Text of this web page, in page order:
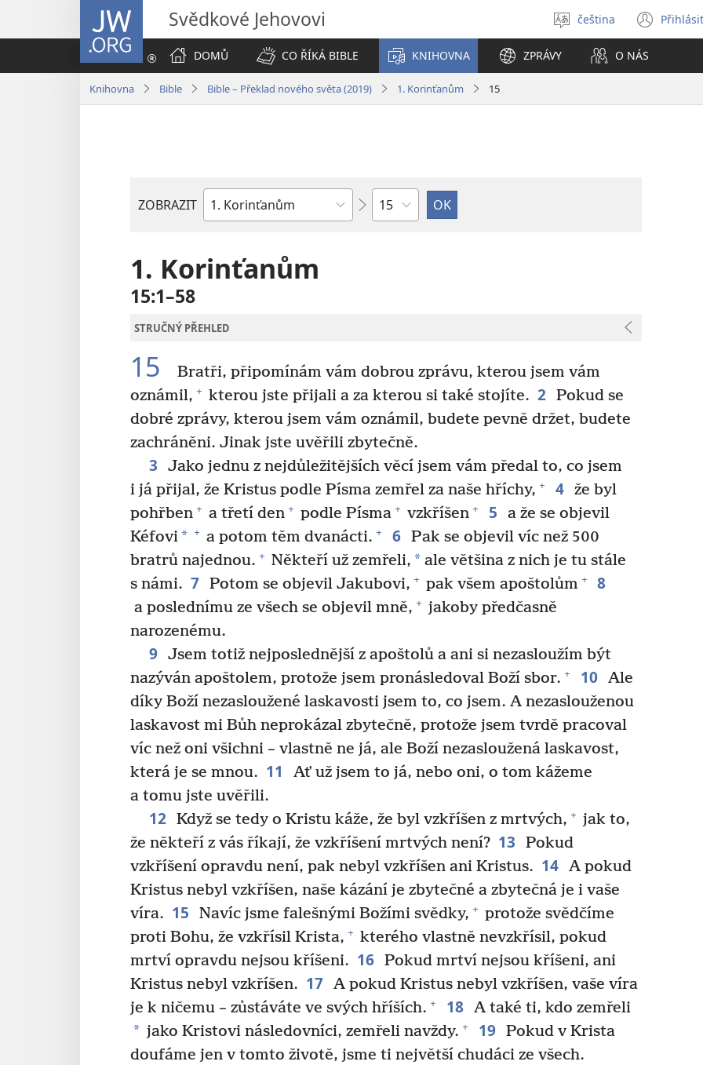
JW.ORG Svědkové Jehovovi
Vybrat
jazyk
čeština
nové
DOMŮ
CO ŘÍKÁ BIBLE KNIHOVNA ZPRÁVY O NÁS
Knihovna Bible Bible – Překlad nového světa (2019) 1. Korinťanům 15
ZOBRAZIT
Biblická
Kapitola
1. Korinťanům
15:1–58
STRUČNÝ PŘEHLED
15
Bratři, připomínám vám dobrou zprávu, kterou jsem vám
oznámil, + kterou jste přijali a za kterou si také stojíte. 2 Pokud se
dobré zprávy, kterou jsem vám oznámil, budete pevně držet, budete
zachráněni. Jinak jste uvěřili zbytečně.
3
Jako jednu z nejdůležitějších věcí jsem vám předal to, co jsem
i já přijal, že Kristus podle Písma zemřel za naše hříchy, + 4 že byl
pohřben + a třetí den + podle Písma + vzkříšen + 5
a že se objevil
Kéfovi* + a potom těm dvanácti. + 6 Pak se objevil víc než 500
bratrů najednou. + Někteří už zemřeli, * ale většina z nich je tu stále
s námi. 7 Potom se objevil Jakubovi, + pak všem apoštolům + 8
a poslednímu ze všech se objevil mně, + jakoby předčasně
narozenému.
9 Jsem totiž nejposlednější z apoštolů a ani si nezasloužím být
nazýván apoštolem, protože jsem pronásledoval Boží sbor. + 10 Ale
díky Boží nezasloužené laskavosti jsem to, co jsem. A nezaslouženou
laskavost mi Bůh neprokázal zbytečně, protože jsem tvrdě pracoval
víc než oni všichni – vlastně ne já, ale Boží nezasloužená laskavost,
která je se mnou. 11
Ať už jsem to já, nebo oni, o tom kážeme
a tomu jste uvěřili.
12 Když se tedy o Kristu káže, že byl vzkříšen z mrtvých, + jak to,
že někteří z vás říkají, že vzkříšení mrtvých není? 13
Pokud
vzkříšení opravdu není, pak nebyl vzkříšen ani Kristus. 14 A pokud
Kristus nebyl vzkříšen, naše kázání je zbytečné a zbytečná je i vaše
víra. 15 Navíc jsme falešnými Božími svědky, + protože svědčíme
proti Bohu, že vzkřísil Krista, + kterého vlastně nevzkřísil, pokud
mrtví opravdu nejsou kříšeni. 16 Pokud mrtví nejsou kříšeni, ani
Kristus nebyl vzkříšen. 17 A pokud Kristus nebyl vzkříšen, vaše víra
je k ničemu – zůstáváte ve svých hříších. + 18 A také ti, kdo zemřeli
* jako Kristovi následovníci, zemřeli navždy. + 19 Pokud v Krista
doufáme jen v tomto životě, jsme ti největší chudáci ze všech.